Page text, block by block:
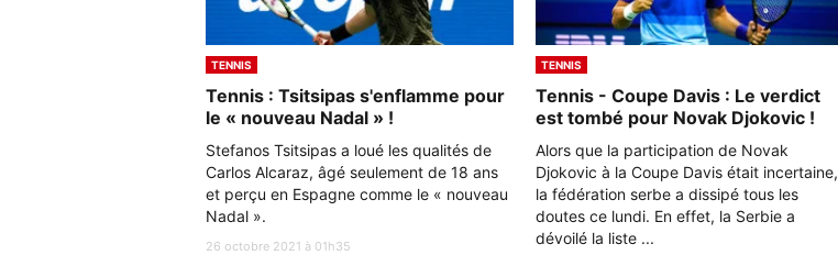
TENNIS
Tennis : Tsitsipas s'enflamme pour
le « nouveau Nadal » !
Stefanos Tsitsipas a loué les qualités de
Carlos Alcaraz, âgé seulement de 18 ans
et perçu en Espagne comme le « nouveau
Nadal ».
26 octobre 2021 à 01h35
TENNIS
Tennis - Coupe Davis : Le verdict
est tombé pour Novak Djokovic !
Alors que la participation de Novak
Djokovic à la Coupe Davis était incertaine,
la fédération serbe a dissipé tous les
doutes ce lundi. En effet, la Serbie a
dévoilé la liste ...